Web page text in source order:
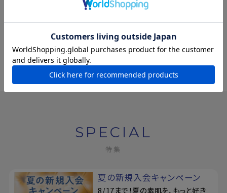
【公式限定】プロバンシ
ア ボディローション [詰
替パウチ]
¥1,430(税込)
SPECIAL
特集
夏の新規入会キャンペーン
8/17まで！夏の素肌を、もっと好き